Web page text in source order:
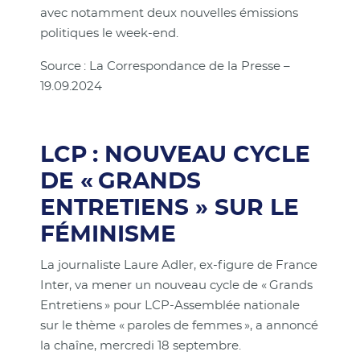
avec notamment deux nouvelles émissions
politiques le week-end.
Source : La Correspondance de la Presse –
19.09.2024
LCP : NOUVEAU CYCLE
DE « GRANDS
ENTRETIENS » SUR LE
FÉMINISME
La journaliste Laure Adler, ex-figure de France
Inter, va mener un nouveau cycle de « Grands
Entretiens » pour LCP-Assemblée nationale
sur le thème « paroles de femmes », a annoncé
la chaîne, mercredi 18 septembre.